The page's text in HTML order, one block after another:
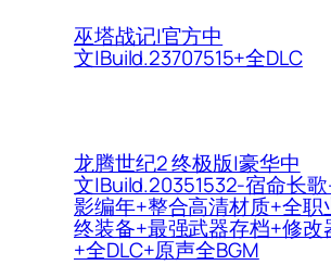
巫塔战记|官方中
文|Build.23707515+全DLC
龙腾世纪2 终极版|豪华中
文|Build.20351532-宿命长
影编年+整合高清材质+全职
终装备+最强武器存档+修改
+全DLC+原声全BGM